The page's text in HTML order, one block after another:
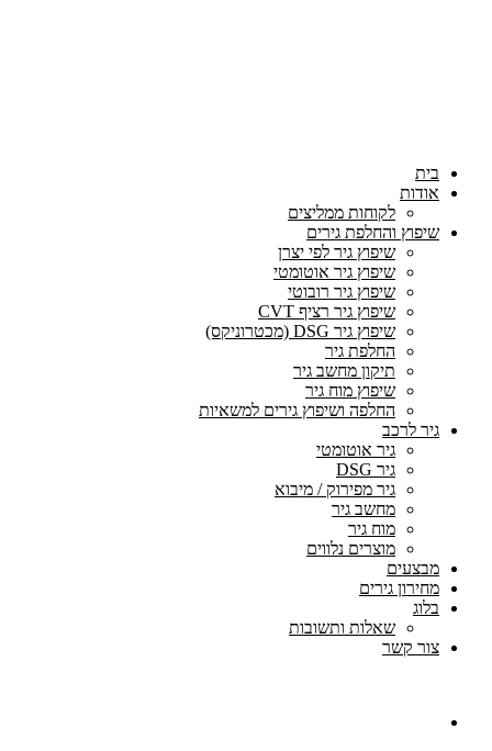
בית
אודות
לקוחות ממליצים
שיפוץ והחלפת גירים
שיפוץ גיר לפי יצרן
שיפוץ גיר אוטומטי
שיפוץ גיר רובוטי
שיפוץ גיר רציף CVT
שיפוץ גיר DSG (מכטרוניקס)
החלפת גיר
תיקון מחשב גיר
שיפוץ מוח גיר
החלפה ושיפוץ גירים למשאיות
גיר לרכב
גיר אוטומטי
גיר DSG
גיר מפירוק / מיבוא
מחשב גיר
מוח גיר
מוצרים נלווים
מבצעים
מחירון גירים
בלוג
שאלות ותשובות
צור קשר